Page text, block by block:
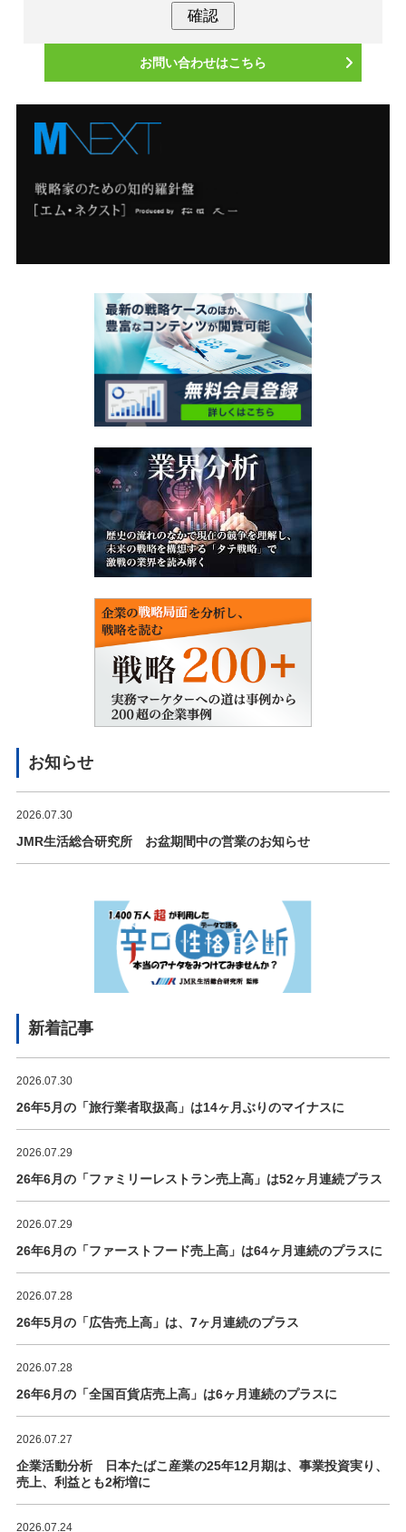
お問い合わせはこちら
お知らせ
2026.07.30
JMR生活総合研究所 お盆期間中の営業のお知らせ
新着記事
2026.07.30
26年5月の「旅行業者取扱高」は14ヶ月ぶりのマイナスに
2026.07.29
26年6月の「ファミリーレストラン売上高」は52ヶ月連続プラス
2026.07.29
26年6月の「ファーストフード売上高」は64ヶ月連続のプラスに
2026.07.28
26年5月の「広告売上高」は、7ヶ月連続のプラス
2026.07.28
26年6月の「全国百貨店売上高」は6ヶ月連続のプラスに
2026.07.27
企業活動分析 日本たばこ産業の25年12月期は、事業投資実り、
売上、利益とも2桁増に
2026.07.24